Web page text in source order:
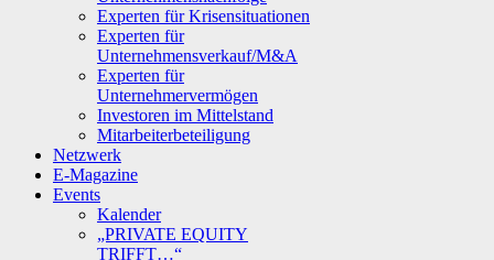
Experten für Krisensituationen
Experten für
Unternehmensverkauf/M&A
Experten für
Unternehmervermögen
Investoren im Mittelstand
Mitarbeiterbeteiligung
Netzwerk
E-Magazine
Events
Kalender
„PRIVATE EQUITY
TRIFFT…“